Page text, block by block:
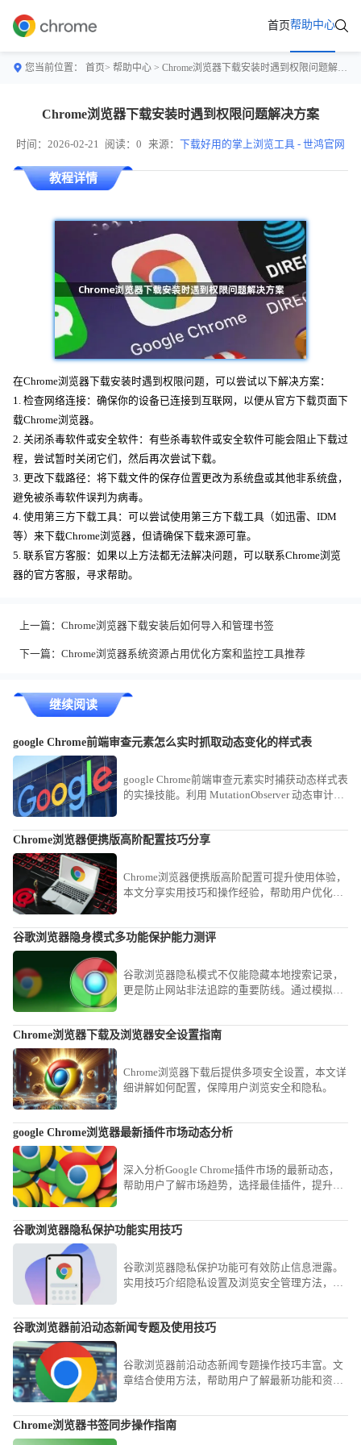
首页帮助中心
您当前位置： 首页> 帮助中心 > Chrome浏览器下载安装时遇到权限问题解决方案
Chrome浏览器下载安装时遇到权限问题解决方案
时间：2026-02-21 阅读：0 来源： 下载好用的掌上浏览工具 - 世鸿官网
教程详情
在Chrome浏览器下载安装时遇到权限问题，可以尝试以下解决方案：
1. 检查网络连接：确保你的设备已连接到互联网，以便从官方下载页面下
载Chrome浏览器。
2. 关闭杀毒软件或安全软件：有些杀毒软件或安全软件可能会阻止下载过
程，尝试暂时关闭它们，然后再次尝试下载。
3. 更改下载路径：将下载文件的保存位置更改为系统盘或其他非系统盘，
避免被杀毒软件误判为病毒。
4. 使用第三方下载工具：可以尝试使用第三方下载工具（如迅雷、IDM
等）来下载Chrome浏览器，但请确保下载来源可靠。
5. 联系官方客服：如果以上方法都无法解决问题，可以联系Chrome浏览
器的官方客服，寻求帮助。
上一篇： Chrome浏览器下载安装后如何导入和管理书签
下一篇： Chrome浏览器系统资源占用优化方案和监控工具推荐
继续阅读
google Chrome前端审查元素怎么实时抓取动态变化的样式表
google Chrome前端审查元素实时捕获动态样式表
的实操技能。利用 MutationObserver 动态审计视
Chrome浏览器便携版高阶配置技巧分享
Chrome浏览器便携版高阶配置可提升使用体验，
本文分享实用技巧和操作经验，帮助用户优化便
谷歌浏览器隐身模式多功能保护能力测评
谷歌浏览器隐私模式不仅能隐藏本地搜索记录，
更是防止网站非法追踪的重要防线。通过模拟各
户正确认识无痕窗口的防护逻辑，在保障日常隐
Chrome浏览器下载及浏览器安全设置指南
Chrome浏览器下载后提供多项安全设置，本文详
细讲解如何配置，保障用户浏览安全和隐私。
google Chrome浏览器最新插件市场动态分析
深入分析Google Chrome插件市场的最新动态，
帮助用户了解市场趋势，选择最佳插件，提升浏
谷歌浏览器隐私保护功能实用技巧
谷歌浏览器隐私保护功能可有效防止信息泄露。
实用技巧介绍隐私设置及浏览安全管理方法，让
谷歌浏览器前沿动态新闻专题及使用技巧
谷歌浏览器前沿动态新闻专题操作技巧丰富。文
章结合使用方法，帮助用户了解最新功能和资
Chrome浏览器书签同步操作指南